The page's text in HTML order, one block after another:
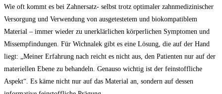
Wie oft kommt es bei Zahnersatz- selbst trotz optimaler zahnmedizinischer
Versorgung und Verwendung von ausgetestetem und biokompatiblem
Material – immer wieder zu unerklärlichen körperlichen Symptomen und
Missempfindungen. Für Wichnalek gibt es eine Lösung, die auf der Hand
liegt: „Meiner Erfahrung nach reicht es nicht aus, den Patienten nur auf der
materiellen Ebene zu behandeln. Genauso wichtig ist der feinstoffliche
Aspekt“. Es käme nicht nur auf das Material an, sondern auf dessen